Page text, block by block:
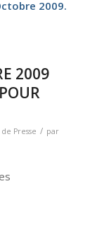
2009.
2009
Presse / par